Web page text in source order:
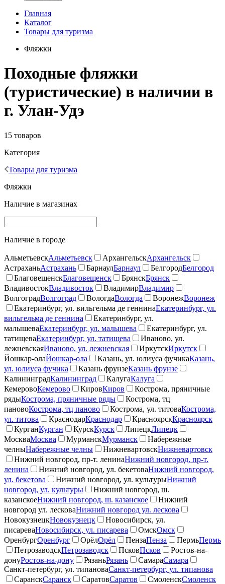
Главная
Каталог
Товары для туризма
Фляжки
Походные фляжки
(туристические) в наличии в
г. Улан-Удэ
15 товаров
Категория
Товары для туризма
Фляжки
Наличие в магазинах
Наличие в городе
АльметьевскАльметьевск АрхангельскАрхангельск
АстраханьАстрахань БарнаулБарнаул БелгородБелгород
БлаговещенскБлаговещенск БрянскБрянск
ВладивостокВладивосток ВладимирВладимир
ВолгоградВолгоград ВологдаВологда ВоронежВоронеж
Екатеринбург, ул. вильгельма де геннинаЕкатеринбург, ул.
вильгельма де геннина
Екатеринбург, ул.
малышеваЕкатеринбург, ул. малышева
Екатеринбург, ул.
татищеваЕкатеринбург, ул. татищева
Иваново, ул.
лежневскаяИваново, ул. лежневская ИркутскИркутск
Йошкар-олаЙошкар-ола Казань, ул. юлиуса фучикаКазань,
ул. юлиуса фучика
Казань фрунзеКазань фрунзе
КалининградКалининград КалугаКалуга
КемеровоКемерово КировКиров
Кострома, пряничные
рядыКострома, пряничные ряды
Кострома, тц
пановоКострома, тц паново Кострома, ул. титоваКострома,
ул. титова
КраснодарКраснодар КрасноярскКрасноярск
КурганКурган КурскКурск ЛипецкЛипецк
МоскваМосква МурманскМурманск
Набережные
челныНабережные челны НижневартовскНижневартовск
Нижний новгород, пр-т. ленинаНижний новгород, пр-т.
ленина
Нижний новгород, ул. бекетоваНижний новгород,
ул. бекетова
Нижний новгород, ул. культурыНижний
новгород, ул. культуры
Нижний новгород, ш.
казанскоеНижний новгород, ш. казанское
Нижний
новгород ул. лесковаНижний новгород ул. лескова
НовокузнецкНовокузнецк
Новосибирск, ул.
писареваНовосибирск, ул. писарева ОмскОмск
ОренбургОренбург ОрёлОрёл ПензаПенза ПермьПермь
ПетрозаводскПетрозаводск ПсковПсков
Ростов-на-
донуРостов-на-дону РязаньРязань СамараСамара
Санкт-петербург, ул. типановаСанкт-петербург, ул. типанова
СаранскСаранск СаратовСаратов СмоленскСмоленск